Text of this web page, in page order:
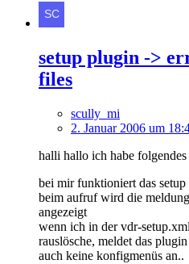
setup plugin ->
files
scully_mi
2. Januar 2006 um
halli hallo ich habe
bei mir funktioniert das
beim aufruf wird die
angezeigt
wenn ich in der vdr-
rauslösche, meldet das
auch keine konfigmenüs an..